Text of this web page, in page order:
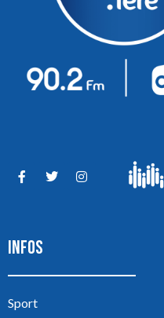
INFOS
Sport